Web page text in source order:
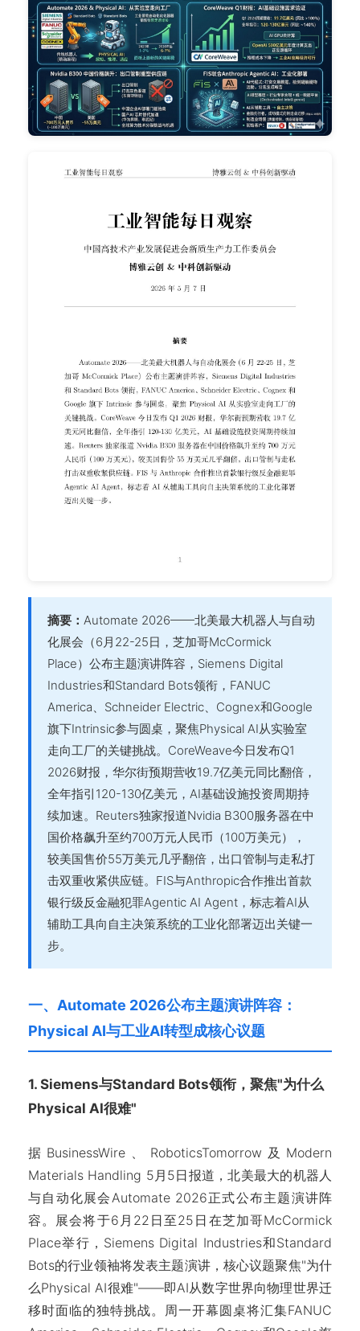
摘要： Automate 2026——北美最大机器人与自动
化展会（6月22-25日，芝加哥McCormick
Place）公布主题演讲阵容，Siemens Digital
Industries和Standard Bots领衔，FANUC
America、Schneider Electric、Cognex和Google
旗下Intrinsic参与圆桌，聚焦Physical AI从实验室
走向工厂的关键挑战。CoreWeave今日发布Q1
2026财报，华尔街预期营收19.7亿美元同比翻倍，
全年指引120-130亿美元，AI基础设施投资周期持
续加速。Reuters独家报道Nvidia B300服务器在中
国价格飙升至约700万元人民币（100万美元），
较美国售价55万美元几乎翻倍，出口管制与走私打
击双重收紧供应链。FIS与Anthropic合作推出首款
银行级反金融犯罪Agentic AI Agent，标志着AI从
辅助工具向自主决策系统的工业化部署迈出关键一
步。
一、Automate 2026公布主题演讲阵容：
Physical AI与工业AI转型成核心议题
1. Siemens与Standard Bots领衔，聚焦"为什么
Physical AI很难"
据BusinessWire、RoboticsTomorrow及Modern
Materials Handling 5月5日报道，北美最大的机器人
与自动化展会Automate 2026正式公布主题演讲阵
容。展会将于6月22日至25日在芝加哥McCormick
Place举行，Siemens Digital Industries和Standard
Bots的行业领袖将发表主题演讲，核心议题聚焦"为什
么Physical AI很难"——即AI从数字世界向物理世界迁
移时面临的独特挑战。周一开幕圆桌将汇集FANUC